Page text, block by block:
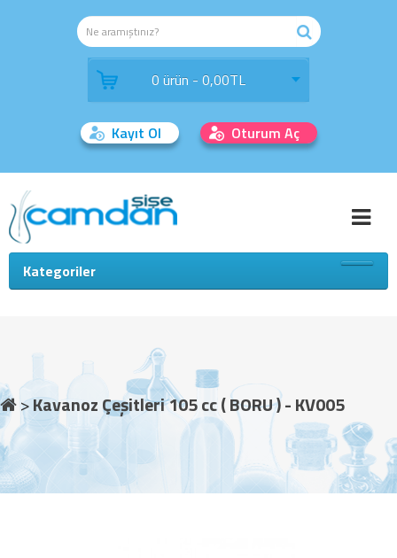
0 ürün - 0,00TL
Kayıt Ol Oturum Aç
Kategoriler
Kavanoz Çeşitleri 105 cc ( BORU ) - KV005